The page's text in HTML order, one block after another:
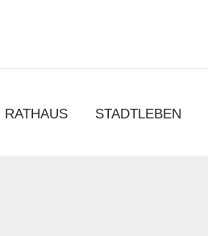
RATHAUS STADTLEBEN